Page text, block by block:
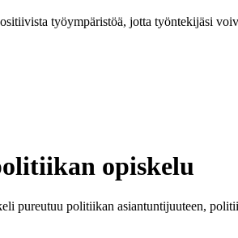
työympäristöä, jotta työntekijäsi
opiskelu
pureutuu politiikan asiantuntijuuteen,